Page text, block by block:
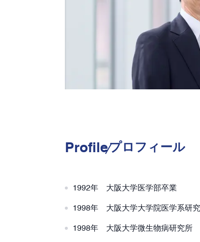
Profileプロフィール
1992年 大阪大学医学部卒業
1998年 大阪大学大学院医学系研究
1998年 大阪大学微生物病研究所